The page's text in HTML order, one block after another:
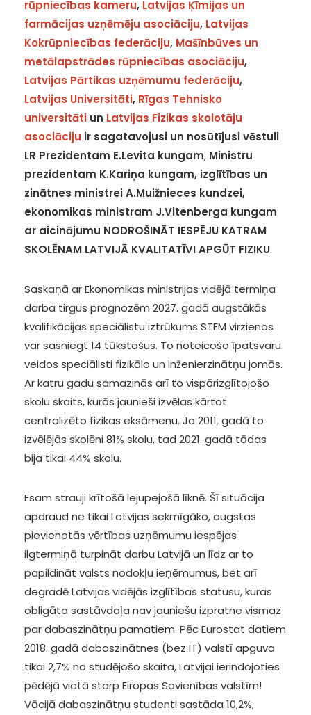
rūpniecības kameru, Latvijas Ķīmijas un
farmācijas uzņēmēju asociāciju, Latvijas
Kokrūpniecības federāciju, Mašīnbūves un
metālapstrādes rūpniecības asociāciju,
Latvijas Pārtikas uzņēmumu federāciju,
Latvijas Universitāti, Rīgas Tehnisko
universitāti un Latvijas Fizikas skolotāju
asociāciju ir sagatavojusi un nosūtījusi vēstuli
LR Prezidentam E.Levita kungam, Ministru
prezidentam K.Kariņa kungam, izglītības un
zinātnes ministrei A.Muižnieces kundzei,
ekonomikas ministram J.Vitenberga kungam
ar aicinājumu NODROŠINĀT IESPĒJU KATRAM
SKOLĒNAM LATVIJĀ KVALITATĪVI APGŪT FIZIKU.
Saskaņā ar Ekonomikas ministrijas vidējā termiņa
darba tirgus prognozēm 2027. gadā augstākās
kvalifikācijas speciālistu iztrūkums STEM virzienos
var sasniegt 14 tūkstošus. To noteicošo īpatsvaru
veidos speciālisti fizikālo un inženierzinātņu jomās.
Ar katru gadu samazinās arī to vispārizglītojošo
skolu skaits, kurās jaunieši izvēlas kārtot
centralizēto fizikas eksāmenu. Ja 2011. gadā to
izvēlējās skolēni 81% skolu, tad 2021. gadā tādas
bija tikai 44% skolu.
Esam strauji krītošā lejupejošā līknē. Šī situācija
apdraud ne tikai Latvijas sekmīgāko, augstas
pievienotās vērtības uzņēmumu iespējas
ilgtermiņā turpināt darbu Latvijā un līdz ar to
papildināt valsts nodokļu ieņēmumus, bet arī
degradē Latvijas vidējās izglītības statusu, kuras
obligāta sastāvdaļa nav jauniešu izpratne vismaz
par dabaszinātņu pamatiem. Pēc Eurostat datiem
2018. gadā dabaszinātnes (bez IT) valstī apguva
tikai 2,7% no studējošo skaita, Latvijai ierindojoties
pēdējā vietā starp Eiropas Savienības valstīm!
Vācijā dabaszinātņu studenti sastāda 10,2%,